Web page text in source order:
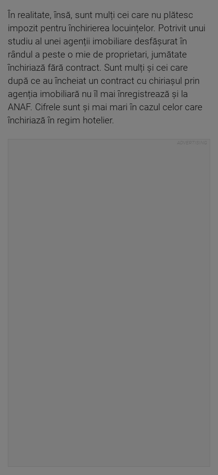
În realitate, însă, sunt mulți cei care nu plătesc
impozit pentru închirierea locuințelor. Potrivit unui
studiu al unei agenții imobiliare desfășurat în
rândul a peste o mie de proprietari, jumătate
închiriază fără contract. Sunt mulți și cei care
după ce au încheiat un contract cu chiriașul prin
agenția imobiliară nu îl mai înregistrează și la
ANAF. Cifrele sunt și mai mari în cazul celor care
închiriază în regim hotelier.